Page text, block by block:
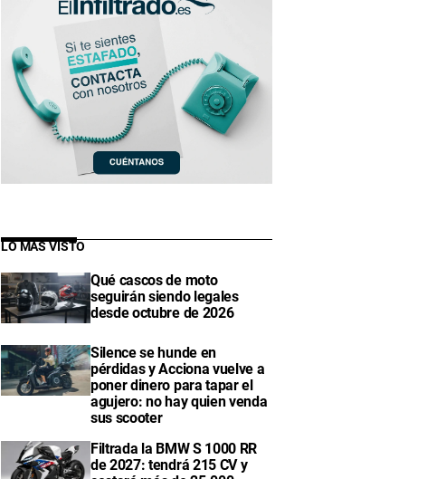
LO MÁS VISTO
Qué cascos de moto
seguirán siendo legales
desde octubre de 2026
Silence se hunde en
pérdidas y Acciona vuelve a
poner dinero para tapar el
agujero: no hay quien venda
sus scooter
Filtrada la BMW S 1000 RR
de 2027: tendrá 215 CV y